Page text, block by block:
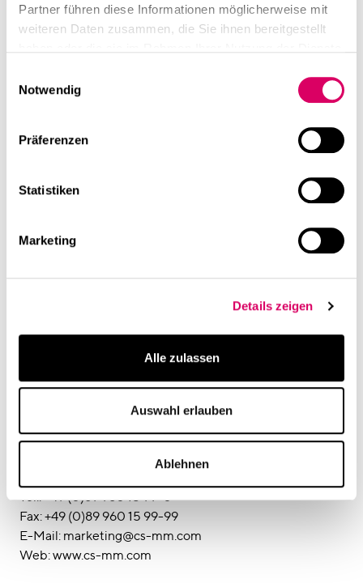
Partner führen diese Informationen möglicherweise mit
weiteren Daten zusammen, die Sie ihnen bereitgestellt
Notwendig
Präferenzen
Statistiken
Marketing
Details zeigen
Alle zulassen
Auswahl erlauben
Ablehnen
Mit dieser Revitalisierungsaufgabe stellt CSMM einmal
mehr sein Engagement in Sachen Klimaschutz unter
Jahren für die Erhaltung bereits existierender
Sanierung ein. „Wir freuen uns deshalb sehr, dass wir
unsere Expertise gemeinsam mit Quest bei der
abermals unter Beweis stellen dürfen.“
Pressekontakt
Ansprechpartner: Nicole Vesting
E-Mail: nicole.vesting@hicklvesting.com
Web: www.hicklvesting.com
Unternehmenskontakt
CSMM – architecture matters
Ansprechpartnerin: Nina Eisenbrand
Tel.: +49 (0)89 960 15 99-0
Fax: +49 (0)89 960 15 99-99
E-Mail: marketing@cs-mm.com
Web: www.cs-mm.com